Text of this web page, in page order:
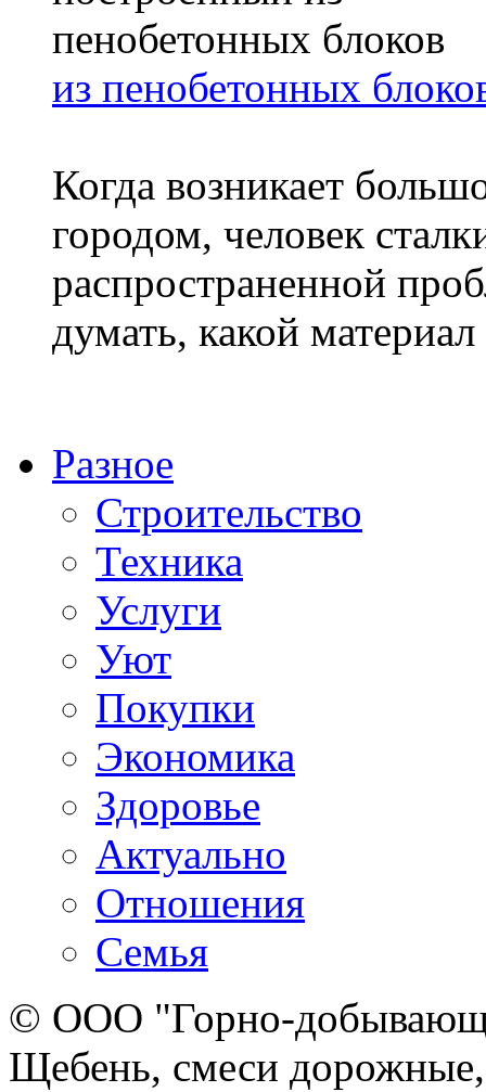
из пенобетонных
Когда возникает
городом, человек
распространенной
думать, какой
Разное
Строительство
Техника
Услуги
Уют
Покупки
Экономика
Здоровье
Актуально
Отношения
Семья
© ООО "Горно-
Щебень, смеси